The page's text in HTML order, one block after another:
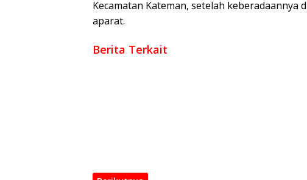
Kecamatan Kateman, setelah
aparat.
Berita Terkait